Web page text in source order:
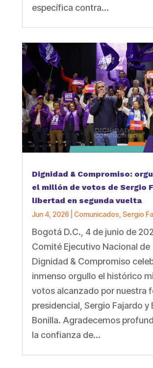
específica contra...
Dignidad & Compromiso:
el millón de votos de Sergio
libertad en segunda vuelta
Jun 4, 2026 Comunicados Sergio
Bogotá D.C., 4 de junio de
Comité Ejecutivo Nacional de
Dignidad & Compromiso
inmenso orgullo el histórico
votos alcanzado por nuestra
presidencial, Sergio Fajardo y
Bonilla. Agradecemos
la confianza de...